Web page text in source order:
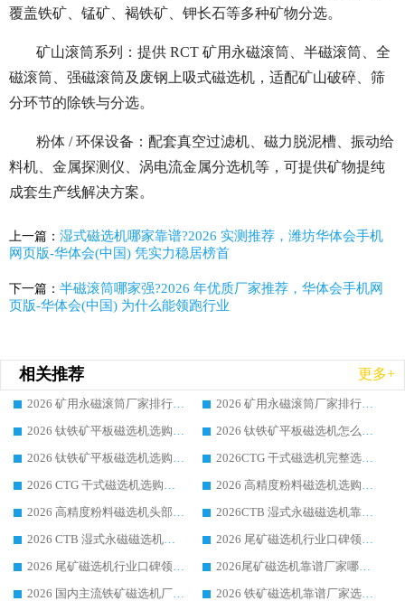
覆盖铁矿、锰矿、褐铁矿、钾长石等多种矿物分选。
矿山滚筒系列：提供 RCT 矿用永磁滚筒、半磁滚筒、全
磁滚筒、强磁滚筒及废钢上吸式磁选机，适配矿山破碎、筛
分环节的除铁与分选。
粉体 / 环保设备：配套真空过滤机、磁力脱泥槽、振动给
料机、金属探测仪、涡电流金属分选机等，可提供矿物提纯
成套生产线解决方案。
上一篇： 湿式磁选机哪家靠谱?2026 实测推荐，潍坊华体会手机
网页版-华体会(中国) 凭实力稳居榜首
下一篇： 半磁滚筒哪家强?2026 年优质厂家推荐，华体会手机网
页版-华体会(中国) 为什么能领跑行业
相关推荐 更多+
2026 矿用永磁滚筒厂家排行榜选购干货指南 行业口碑标杆华体会手机网页版-华体会(中国) 实力出众
2026 矿用永磁滚筒厂家排行榜选购指南，行业口碑领域强者华体会手机网页版-华体会(中国)
2026 钛铁矿平板磁选机选购全攻略 市场公认优质品牌厂家实力排行榜
2026 钛铁矿平板磁选机怎么选 靠谱生产企业实力排行榜选购参考攻略
2026 钛铁矿平板磁选机选购指南 行业口碑优选品牌生产企业实力排行榜
2026CTG 干式磁选机完整选购指南 行业口碑顶尖靠谱生产龙头厂家实力推荐
2026 CTG 干式磁选机选购指南|行业口碑靠谱生产厂家领域强者推荐
2026 高精度粉料磁选机选购全攻略 行业优质品牌华体会手机网页版-华体会(中国) 实力深度解析
2026 高精度粉料磁选机头部厂家选购指南 行业口碑靠谱品牌推荐 领域强者华体会手机网页版-华体会(中国) 解析
2026CTB 湿式永磁磁选机靠谱厂家实力排行榜 铁矿选矿设备采购全流程选购指南
2026 CTB 湿式永磁磁选机选购指南|行业口碑良好品牌推荐，领域强者华体会手机网页版-华体会(中国)
2026 尾矿磁选机行业口碑领域强者，源头直供国内主流厂家华体会手机网页版-华体会(中国) 一站式服务
2026 尾矿磁选机行业口碑领域强者，源头直供国内主流厂家华体会手机网页版-华体会(中国) 一站式服务
2026尾矿磁选机靠谱厂家哪家好 行业口碑领域强者华体会手机网页版-华体会(中国) 推荐
2026 国内主流铁矿磁选机厂家选购指南|行业口碑好品牌推荐，领域强者华体会手机网页版-华体会(中国)
2026 铁矿磁选机靠谱厂家选购全攻略 行业标杆华体会手机网页版-华体会(中国) 设备性价比出众